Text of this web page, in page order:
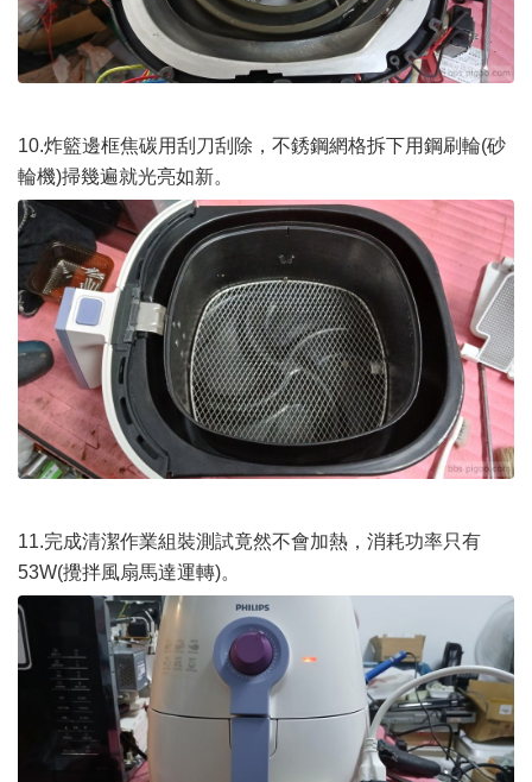
10.炸籃邊框焦碳用刮刀刮除，不銹鋼網格拆下用鋼刷輪(砂
輪機)掃幾遍就光亮如新。
11.完成清潔作業組裝測試竟然不會加熱，消耗功率只有
53W(攪拌風扇馬達運轉)。